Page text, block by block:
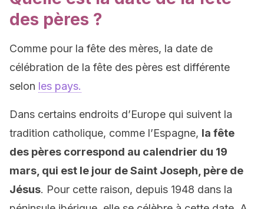
des pères ?
Comme pour la fête des mères, la date de
célébration de la fête des pères est différente
selon les pays.
Dans certains endroits d’Europe qui suivent la
tradition catholique, comme l’Espagne, la fête
des pères correspond au calendrier du 19
mars, qui est le jour de Saint Joseph, père de
Jésus. Pour cette raison, depuis 1948 dans la